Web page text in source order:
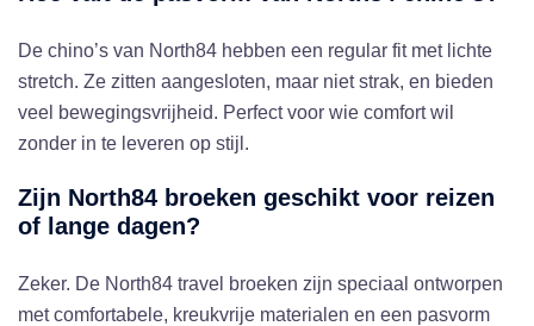
De chino’s van North84 hebben een regular fit met lichte
stretch. Ze zitten aangesloten, maar niet strak, en bieden
veel bewegingsvrijheid. Perfect voor wie comfort wil
zonder in te leveren op stijl.
Zijn North84 broeken geschikt voor reizen
of lange dagen?
Zeker. De North84 travel broeken zijn speciaal ontworpen
met comfortabele, kreukvrije materialen en een pasvorm